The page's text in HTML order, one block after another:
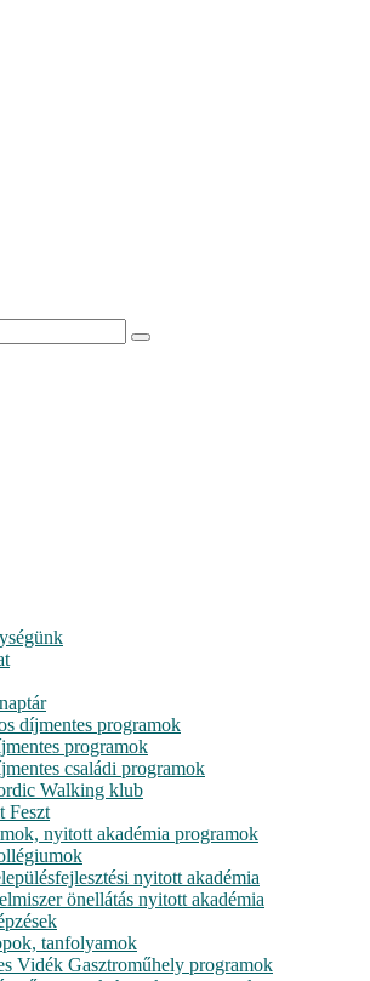
díjmentes programok
programok
családi programok
Walking klub
Feszt
nyitott akadémia programok
nyitott akadémia
önellátás nyitott akadémia
tanfolyamok
Vidék Gasztroműhely programok